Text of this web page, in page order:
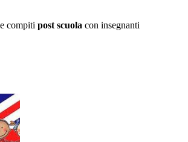
compiti post scuola con insegnanti